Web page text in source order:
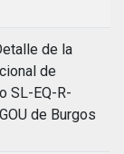
de la
de
SL-EQ-R-
de Burgos